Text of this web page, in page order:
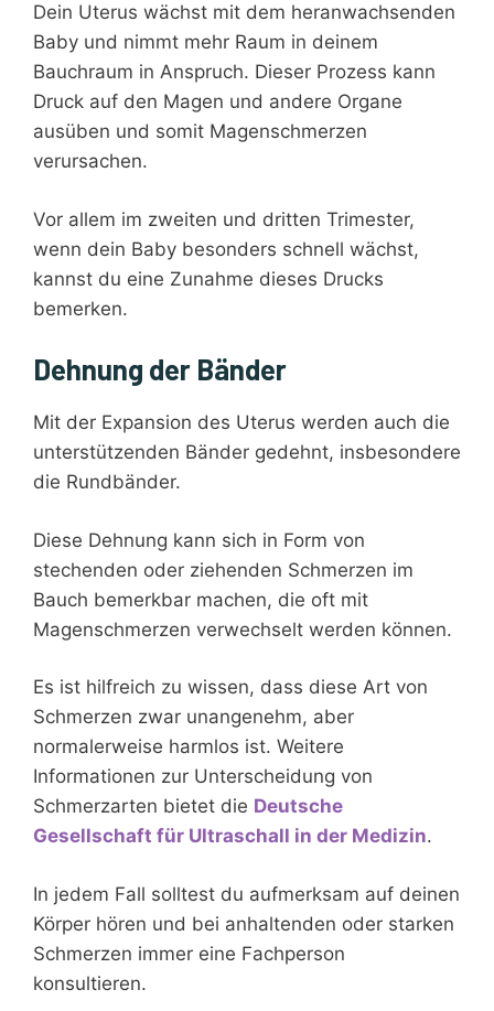
Dein Uterus wächst mit dem heranwachsenden
Baby und nimmt mehr Raum in deinem
Bauchraum in Anspruch. Dieser Prozess kann
Druck auf den Magen und andere Organe
ausüben und somit Magenschmerzen
verursachen.
Vor allem im zweiten und dritten Trimester,
wenn dein Baby besonders schnell wächst,
kannst du eine Zunahme dieses Drucks
bemerken.
Dehnung der Bänder
Mit der Expansion des Uterus werden auch die
unterstützenden Bänder gedehnt, insbesondere
die Rundbänder.
Diese Dehnung kann sich in Form von
stechenden oder ziehenden Schmerzen im
Bauch bemerkbar machen, die oft mit
Magenschmerzen verwechselt werden können.
Es ist hilfreich zu wissen, dass diese Art von
Schmerzen zwar unangenehm, aber
normalerweise harmlos ist. Weitere
Informationen zur Unterscheidung von
Schmerzarten bietet die Deutsche
Gesellschaft für Ultraschall in der Medizin.
In jedem Fall solltest du aufmerksam auf deinen
Körper hören und bei anhaltenden oder starken
Schmerzen immer eine Fachperson
konsultieren.